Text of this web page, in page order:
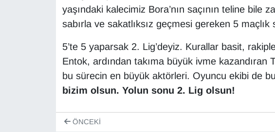
yaşındaki kalecimiz Bora’nın saçının teline bile
sabırla ve sakatlıksız geçmesi gereken 5
5’te 5 yaparsak 2. Lig’deyiz. Kurallar basit,
Entok, ardından takıma büyük ivme kazandıran
bu sürecin en büyük aktörleri. Oyuncu ekibi de
bizim olsun. Yolun sonu 2. Lig olsun!
ÖNCEKI